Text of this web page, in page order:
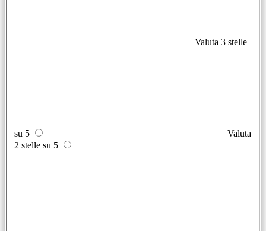
Valuta 3 stelle
su 5
Valuta
2 stelle su 5